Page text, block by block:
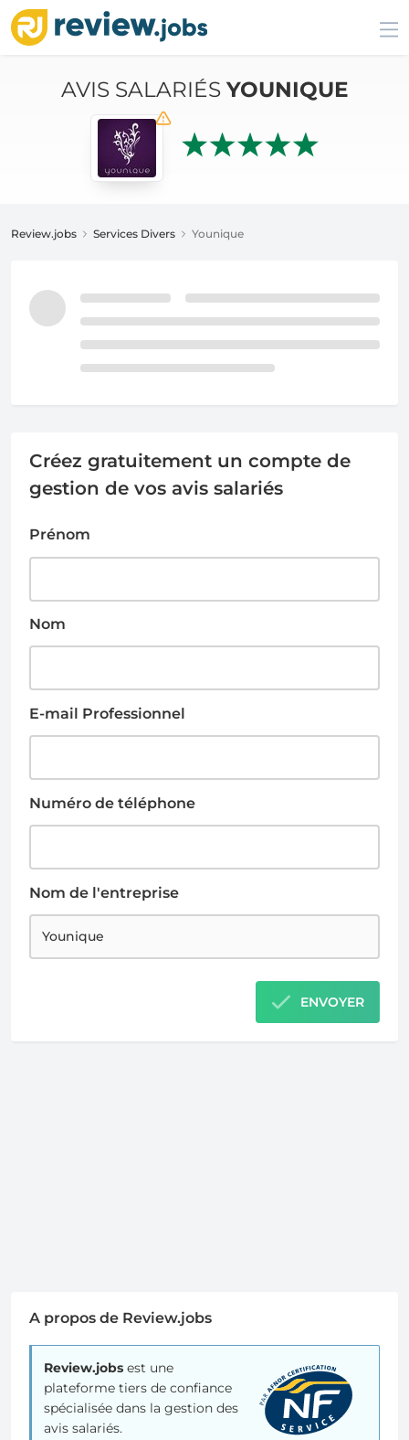
AVIS SALARIÉS YOUNIQUE
Review.jobs Services Divers Younique
Créez gratuitement un compte de
gestion de vos avis salariés
Prénom
Nom
E-mail Professionnel
Numéro de téléphone
Nom de l'entreprise
ENVOYER
A propos de Review.jobs
Review.jobs est une
plateforme tiers de confiance
spécialisée dans la gestion des
avis salariés.